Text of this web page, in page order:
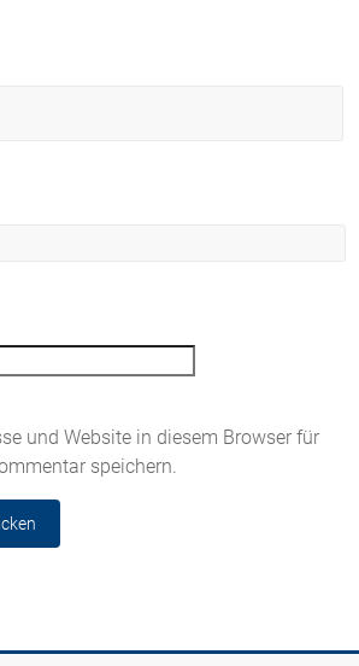
und Website in diesem Browser für
speichern.